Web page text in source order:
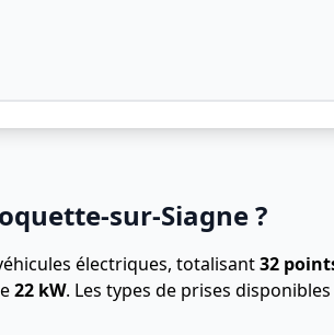
sur-Siagne ?
électriques, totalisant32
22 kW. Les types de prises